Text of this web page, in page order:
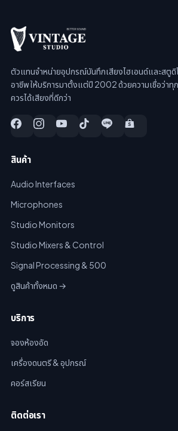
ตัวแทนจำหน่ายอุปกรณ์บันทึกเสียงไฮเอนด์และสตูดิ
อาชีพ ให้บริการมาตั้งแต่ปี 2002 ด้วยความเชื่อว่าทุ
ควรได้เสียงที่ดีกว่า
สินค้า
Audio Interfaces
Microphones
Studio Monitors
Studio Mixers & Control
Signal Processing & 500
ดูสินค้าทั้งหมด →
บริการ
จองห้องอัด
เครื่องดนตรี & อุปกรณ์
คอร์สเรียน
ติดต่อเรา